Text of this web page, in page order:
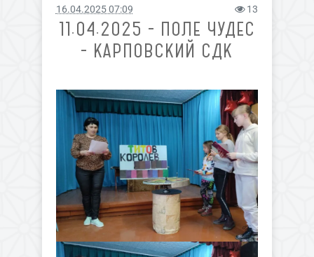
16.04.2025 07:09 13
11.04.2025 - ПОЛЕ ЧУДЕС
- КАРПОВСКИЙ СДК